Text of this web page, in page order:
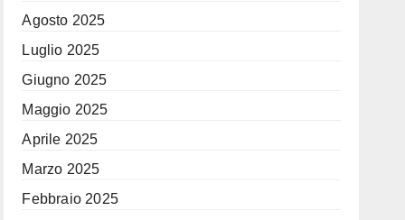
Agosto 2025
Luglio 2025
Giugno 2025
Maggio 2025
Aprile 2025
Marzo 2025
Febbraio 2025